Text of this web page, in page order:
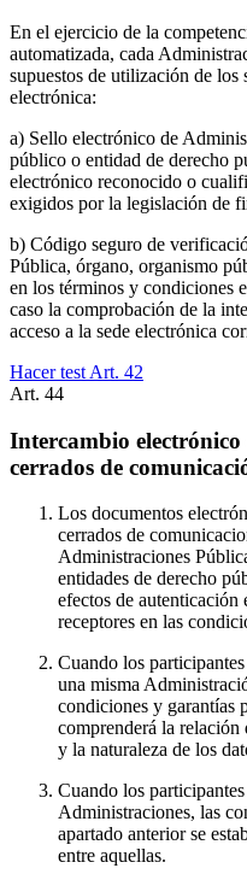
En el ejercicio de la
automatizada, cada
supuestos de utilización de los
electrónica:
a) Sello electrónico de
público o entidad de derecho
electrónico reconocido o
exigidos por la legislación de
b) Código seguro de
Pública, órgano, organismo
en los términos y condiciones
caso la comprobación de la
acceso a la sede electrónica
Hacer test Art. 42
Art. 44
Intercambio electrónico
cerrados de
Los documentos
cerrados de
Administraciones
entidades de derecho
efectos de
receptores en las
Cuando los
una misma
condiciones y garantías
comprenderá la relación
y la naturaleza de los
Cuando los
Administraciones, las
apartado anterior se
entre aquellas.